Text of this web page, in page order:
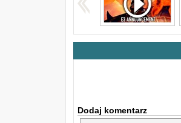
Dodaj komentarz